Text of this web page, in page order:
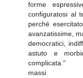
forme
configuratosi al
perché
avanzatissime,
democratici,
astuto e
complicata."
massi